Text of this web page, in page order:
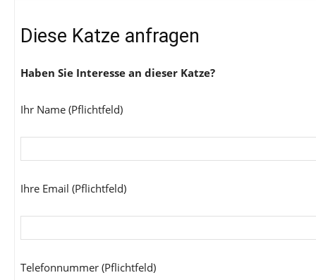
Diese Katze anfragen
Haben Sie Interesse an dieser Katze?
Ihr Name (Pflichtfeld)
Ihre Email (Pflichtfeld)
Telefonnummer (Pflichtfeld)